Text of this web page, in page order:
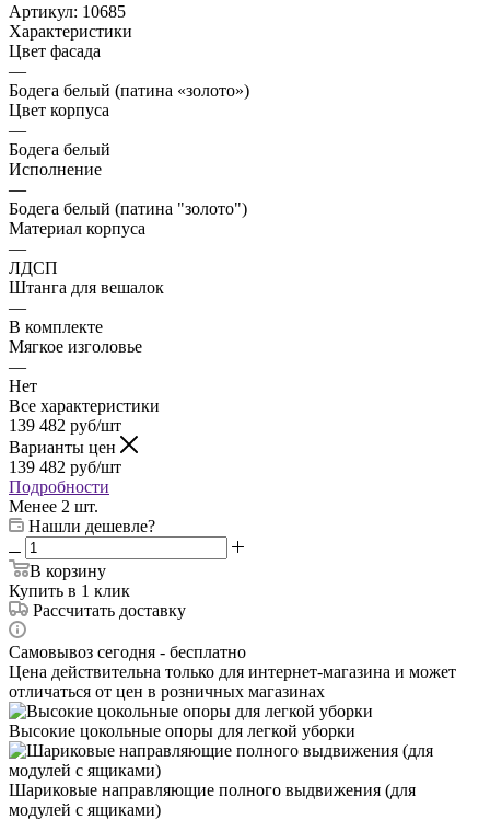
Артикул: 10685
Характеристики
Цвет фасада
—
Бодега белый (патина «золото»)
Цвет корпуса
—
Бодега белый
Исполнение
—
Бодега белый (патина "золото")
Материал корпуса
—
ЛДСП
Штанга для вешалок
—
В комплекте
Мягкое изголовье
—
Нет
Все характеристики
139 482 руб/шт
Варианты цен
139 482 руб/шт
Подробности
Менее 2 шт.
Нашли дешевле?
В корзину
Купить в 1 клик
Рассчитать доставку
Самовывоз сегодня - бесплатно
Цена действительна только для интернет-магазина и может
отличаться от цен в розничных магазинах
Высокие цокольные опоры для легкой уборки
Шариковые направляющие полного выдвижения (для
модулей с ящиками)